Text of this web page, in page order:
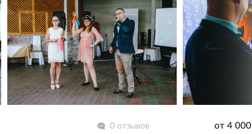
0 отзывов
от 4 000